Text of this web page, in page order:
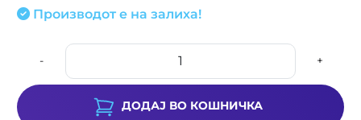
Производот е на залиха!
- +
ДОДАЈ ВО КОШНИЧКА